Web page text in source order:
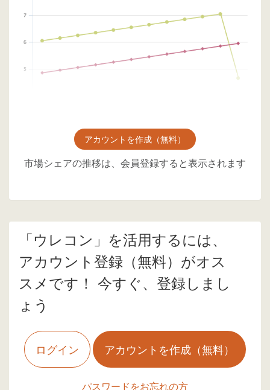
アカウントを作成（無料）
市場シェアの推移は、会員登録すると表示されます
「ウレコン」を活用するには、
アカウント登録（無料）がオス
スメです！ 今すぐ、登録しまし
ょう
ログイン アカウントを作成（無料）
パスワードをお忘れの方